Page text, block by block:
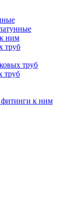
ним
труб
труб
труб
к ним